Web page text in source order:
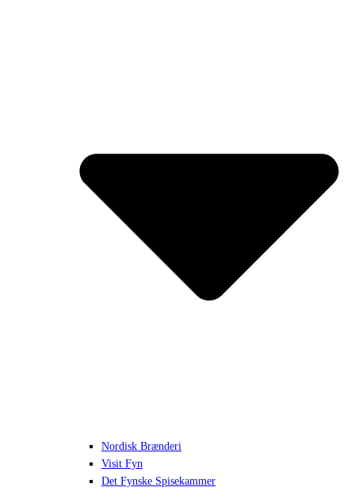
Nordisk Brænderi
Visit Fyn
Det Fynske Spisekammer